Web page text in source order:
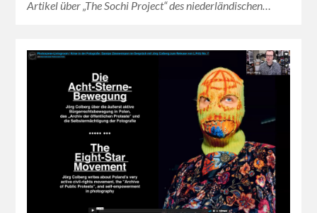
Artikel über „The Sochi Project“ des niederländischen…